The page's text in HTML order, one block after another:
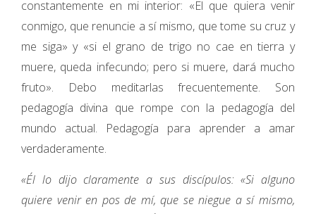
constantemente en mi interior: «El que quiera venir
conmigo, que renuncie a sí mismo, que tome su cruz y
me siga» y «si el grano de trigo no cae en tierra y
muere, queda infecundo; pero si muere, dará mucho
fruto». Debo meditarlas frecuentemente. Son
pedagogía divina que rompe con la pedagogía del
mundo actual. Pedagogía para aprender a amar
verdaderamente.
«Él lo dijo claramente a sus discípulos: «Si alguno
quiere venir en pos de mí, que se niegue a sí mismo,